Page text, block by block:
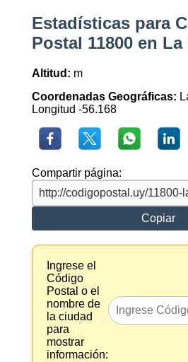
Estadísticas para
Postal 11800 en
Altitud: m
Coordenadas Geográficas:
Longitud -56.168
Compartir página:
Copiar
Ingrese el
Código
Postal o el
nombre de
la ciudad
para
mostrar
información: